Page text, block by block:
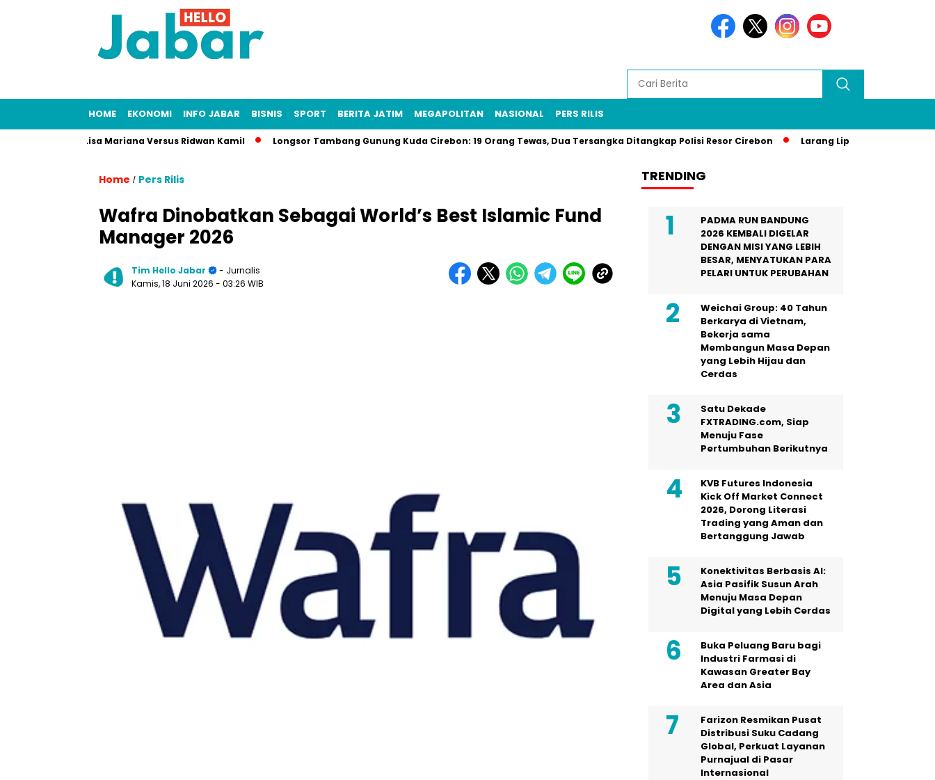
HOME EKONOMI INFO JABAR BISNIS SPORT BERITA JATIM MEGAPOLITAN NASIONAL PERS RILIS
Fitnah Lisa Mariana Versus Ridwan Kamil Longsor Tambang Gunung Kuda Cirebon: 19 Orang Tewas, Dua Tersangka Ditangkap Polisi Resor Cirebon Larang Liputan Media Lokal di
Home / Pers Rilis
Wafra Dinobatkan Sebagai World’s Best Islamic Fund
Manager 2026
Tim Hello Jabar
- Jurnalis
Kamis, 18 Juni 2026 - 03:26 WIB
TRENDING
PADMA RUN BANDUNG
2026 KEMBALI DIGELAR
DENGAN MISI YANG LEBIH
BESAR, MENYATUKAN PARA
PELARI UNTUK PERUBAHAN
Weichai Group: 40 Tahun
Berkarya di Vietnam,
Bekerja sama
Membangun Masa Depan
yang Lebih Hijau dan
Cerdas
Satu Dekade
FXTRADING.com, Siap
Menuju Fase
Pertumbuhan Berikutnya
KVB Futures Indonesia
Kick Off Market Connect
2026, Dorong Literasi
Trading yang Aman dan
Bertanggung Jawab
Konektivitas Berbasis AI:
Asia Pasifik Susun Arah
Menuju Masa Depan
Digital yang Lebih Cerdas
Buka Peluang Baru bagi
Industri Farmasi di
Kawasan Greater Bay
Area dan Asia
Farizon Resmikan Pusat
Distribusi Suku Cadang
Global, Perkuat Layanan
Purnajual di Pasar
Internasional